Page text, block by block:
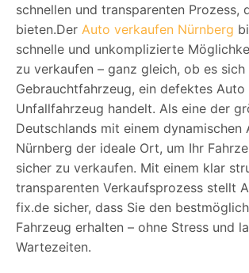
schnellen und transparenten Prozess,
bieten.Der Auto verkaufen Nürnberg
schnelle und unkomplizierte
zu verkaufen – ganz gleich, ob es sich
Gebrauchtfahrzeug, ein defektes
Unfallfahrzeug handelt. Als eine der
Deutschlands mit einem dynamischen
Nürnberg der ideale Ort, um Ihr
sicher zu verkaufen. Mit einem klar
transparenten Verkaufsprozess stellt
fix.de sicher, dass Sie den
Fahrzeug erhalten – ohne Stress und
Wartezeiten.